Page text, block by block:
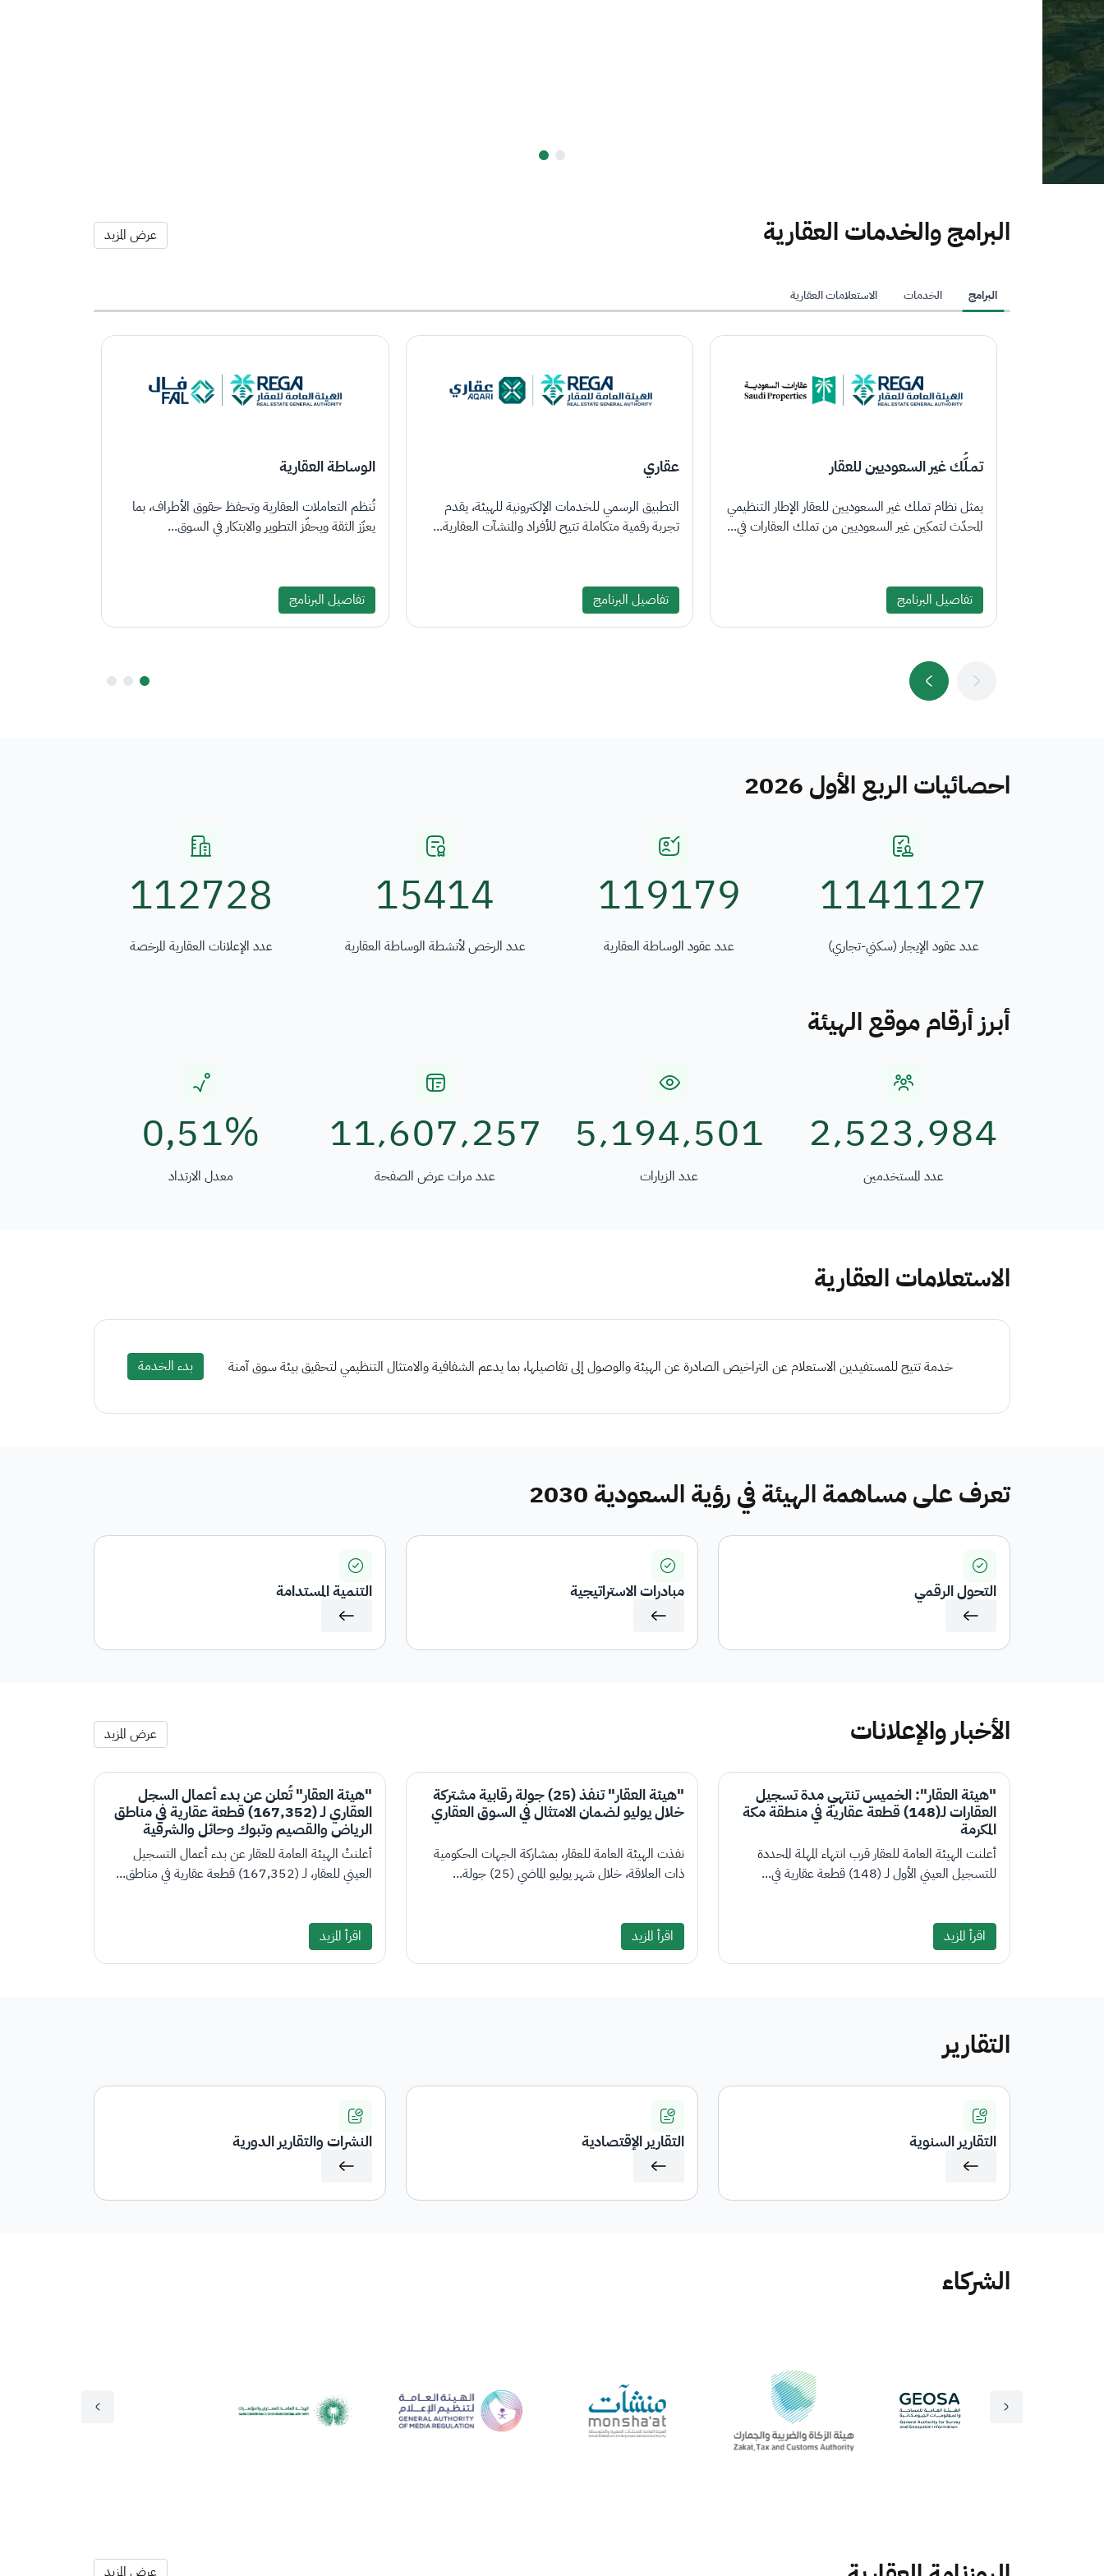
البرامج والخدمات العقارية عرض المزيد
البرامج الخدمات الاستعلامات العقارية
تمـلُّك غير السعوديين للعقار
يمثل نظام تملك غير السعوديين للعقار الإطار التنظيمي
المحدّث لتمكين غير السعوديين من تملك العقارات في...
تفاصيل البرنامج
عقاري
التطبيق الرسمي للخدمات الإلكترونية للهيئة، يقدم
تجربة رقمية متكاملة تتيح للأفراد والمنشآت العقارية...
تفاصيل البرنامج
الوساطة العقارية
تُنظم التعاملات العقارية وتحفظ حقوق الأطراف، بما
يعزّز الثقة ويحفّز التطوير والابتكار في السوق...
تفاصيل البرنامج
احصائيات الربع الأول 2026
1141127
عدد عقود الإيجار (سكني-تجاري)
119179
عدد عقود الوساطة العقارية
15414
عدد الرخص لأنشطة الوساطة العقارية
112728
عدد الإعلانات العقارية المرخصة
أبرز أرقام موقع الهيئة
2٬523٬984
عدد المستخدمين
5٬194٬501
عدد الزيارات
11٬607٬257
عدد مرات عرض الصفحة
0٫51%
معدل الارتداد
الاستعلامات العقارية
خدمة تتيح للمستفيدين الاستعلام عن التراخيص الصادرة عن الهيئة والوصول إلى تفاصيلها، بما يدعم الشفافية والامتثال التنظيمي لتحقيق بيئة سوق آمنة بدء الخدمة
تعرف على مساهمة الهيئة في رؤية السعودية 2030
التحول الرقمي مبادرات الاستراتيجية التنمية المستدامة
الأخبار والإعلانات عرض المزيد
"هيئة العقار": الخميس تنتهي مدة تسجيل
العقارات لـ(148) قطعة عقارية في منطقة مكة
المكرمة
أعلنت الهيئة العامة للعقار قرب انتهاء المهلة المحددة
للتسجيل العيني الأول لـ (148) قطعة عقارية في...
اقرأ المزيد
"هيئة العقار" تنفذ (25) جولة رقابية مشتركة
خلال يوليو لضمان الامتثال في السوق العقاري
نفذت الهيئة العامة للعقار، بمشاركة الجهات الحكومية
ذات العلاقة، خلال شهر يوليو الماضي (25) جولة...
اقرأ المزيد
"هيئة العقار" تُعلن عن بدء أعمال السجل
العقاري لـ (167,352) قطعة عقارية في مناطق
الرياض والقصيم وتبوك وحائل والشرقية
أعلنتْ الهيئة العامة للعقار عن بدء أعمال التسجيل
العيني للعقار، لـ (167,352) قطعة عقارية في مناطق...
اقرأ المزيد
التقارير
التقارير السنوية التقارير الإقتصادية النشرات والتقارير الدورية
الشركاء
عرض المزيد